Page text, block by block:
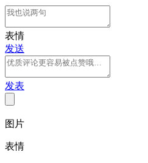
表情
发送
发表
图片
表情